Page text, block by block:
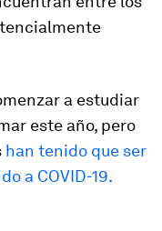
a estudiar
este año, pero
han tenido que ser
a COVID-19.